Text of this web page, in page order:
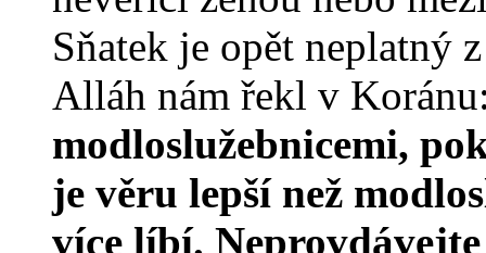
Sňatek je opět neplatný
Alláh nám řekl v
modloslužebnicemi,
je věru lepší než
více líbí.